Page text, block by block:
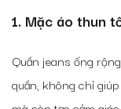
1. Mặc áo thun
Quần jeans ống
quần, không chỉ